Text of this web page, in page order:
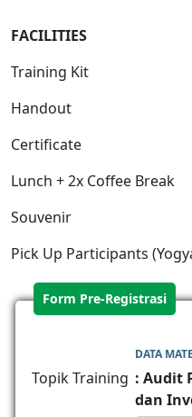
FACILITIES
Training Kit
Handout
Certificate
Lunch + 2x Coffee Break
Souvenir
Pick Up Participants
Form Pre-Registrasi
DATA
Topik Training : Audit
dan